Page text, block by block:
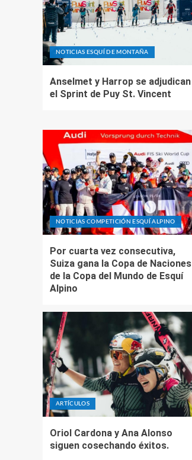
NOTICIAS ESQUÍ DE MONTAÑA
Anselmet y Harrop se adjudican
el Sprint de Puy St. Vincent
NOTICIAS COMPETICIÓN ESQUÍ ALPINO
Por cuarta vez consecutiva,
Suiza gana la Copa de Naciones
de la Copa del Mundo de Esquí
Alpino
ARTÍCULOS
Oriol Cardona y Ana Alonso
siguen cosechando éxitos.